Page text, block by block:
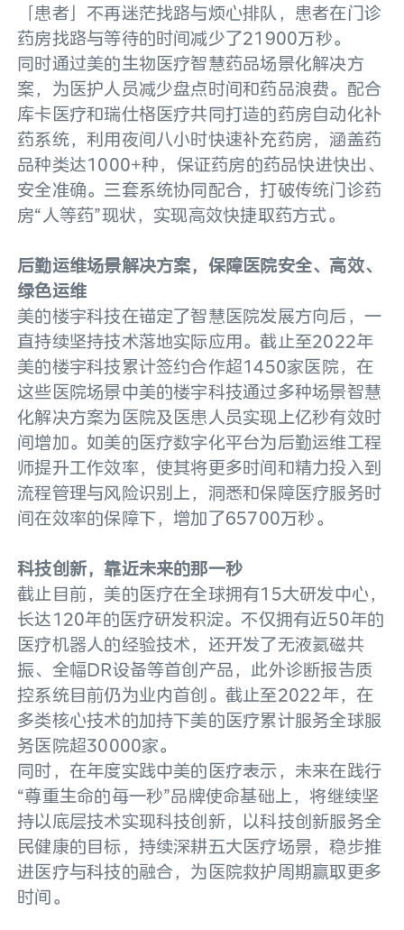
「患者」不再迷茫找路与烦心排队，患者在门诊
药房找路与等待的时间减少了21900万秒。
同时通过美的生物医疗智慧药品场景化解决方
案，为医护人员减少盘点时间和药品浪费。配合
库卡医疗和瑞仕格医疗共同打造的药房自动化补
药系统，利用夜间八小时快速补充药房，涵盖药
品种类达1000+种，保证药房的药品快进快出、
安全准确。三套系统协同配合，打破传统门诊药
房“人等药”现状，实现高效快捷取药方式。
后勤运维场景解决方案，保障医院安全、高效、
绿色运维
美的楼宇科技在锚定了智慧医院发展方向后，一
直持续坚持技术落地实际应用。截止至2022年
美的楼宇科技累计签约合作超1450家医院，在
这些医院场景中美的楼宇科技通过多种场景智慧
化解决方案为医院及医患人员实现上亿秒有效时
间增加。如美的医疗数字化平台为后勤运维工程
师提升工作效率，使其将更多时间和精力投入到
流程管理与风险识别上，洞悉和保障医疗服务时
间在效率的保障下，增加了65700万秒。
科技创新，靠近未来的那一秒
截止目前，美的医疗在全球拥有15大研发中心，
长达120年的医疗研发积淀。不仅拥有近50年的
医疗机器人的经验技术，还开发了无液氦磁共
振、全幅DR设备等首创产品，此外诊断报告质
控系统目前仍为业内首创。截止至2022年，在
多类核心技术的加持下美的医疗累计服务全球服
务医院超30000家。
同时，在年度实践中美的医疗表示，未来在践行
“尊重生命的每一秒”品牌使命基础上，将继续坚
持以底层技术实现科技创新，以科技创新服务全
民健康的目标，持续深耕五大医疗场景，稳步推
进医疗与科技的融合，为医院救护周期赢取更多
时间。